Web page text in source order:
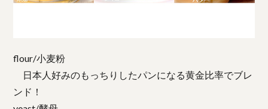
flour/小麦粉
日本人好みのもっちりしたパンになる黄金比率でブレ
ンド！